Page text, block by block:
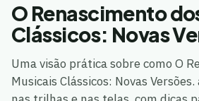
O Renascimento
Clássicos: Novas
Uma visão prática sobre como O
Musicais Clássicos: Novas